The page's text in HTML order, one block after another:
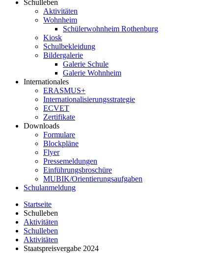
Schulleben
Aktivitäten
Wohnheim
Schülerwohnheim Rothenburg
Kiosk
Schulbekleidung
Bildergalerie
Galerie Schule
Galerie Wohnheim
Internationales
ERASMUS+
Internationalisierungsstrategie
ECVET
Zertifikate
Downloads
Formulare
Blockpläne
Flyer
Pressemeldungen
Einführungsbroschüre
MUBIK/Orientierungsaufgaben
Schulanmeldung
Startseite
Schulleben
Aktivitäten
Schulleben
Aktivitäten
Staatspreisvergabe 2024